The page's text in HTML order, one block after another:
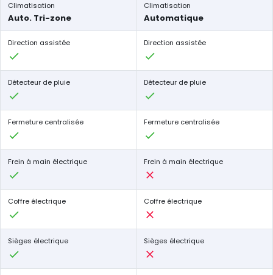
Climatisation
Auto. Tri-zone
Climatisation
Automatique
Direction assistée Direction assistée
Détecteur de pluie Détecteur de pluie
Fermeture centralisée Fermeture centralisée
Frein à main électrique Frein à main électrique
Coffre électrique Coffre électrique
Sièges électrique Sièges électrique